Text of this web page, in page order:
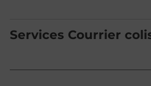
Services Courrier